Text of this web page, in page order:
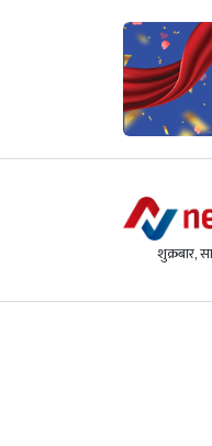
शुक्रबार​,